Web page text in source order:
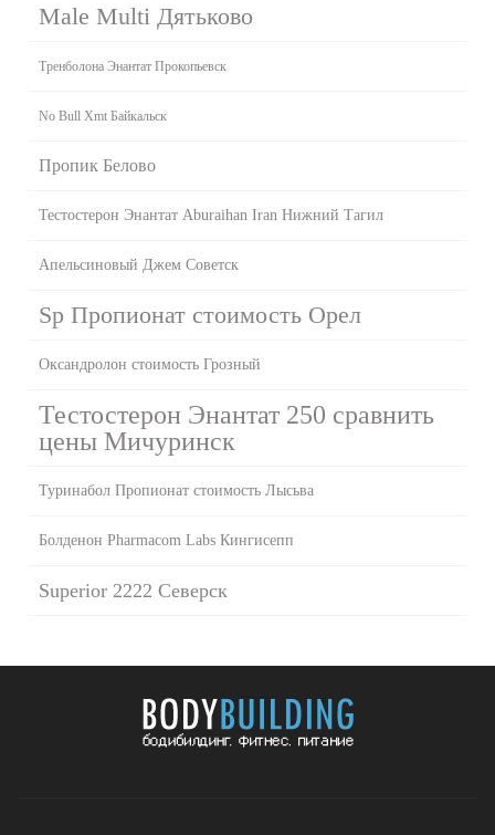
Male Multi Дятьково
Тренболона Энантат Прокопьевск
No Bull Xmt Байкальск
Пропик Белово
Тестостерон Энантат Aburaihan Iran Нижний Тагил
Апельсиновый Джем Советск
Sp Пропионат стоимость Орел
Оксандролон стоимость Грозный
Тестостерон Энантат 250 сравнить
цены Мичуринск
Туринабол Пропионат стоимость Лысьва
Болденон Pharmacom Labs Кингисепп
Superior 2222 Северск